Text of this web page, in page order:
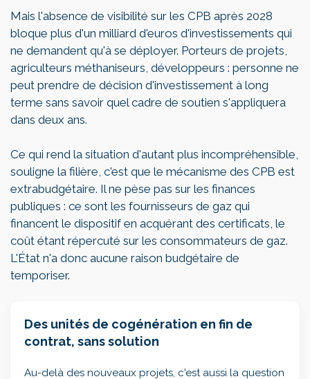
Mais l'absence de visibilité sur les CPB après 2028
bloque plus d'un milliard d'euros d'investissements qui
ne demandent qu'à se déployer. Porteurs de projets,
agriculteurs méthaniseurs, développeurs : personne ne
peut prendre de décision d'investissement à long
terme sans savoir quel cadre de soutien s'appliquera
dans deux ans.
Ce qui rend la situation d'autant plus incompréhensible,
souligne la filière, c'est que le mécanisme des CPB est
extrabudgétaire. Il ne pèse pas sur les finances
publiques : ce sont les fournisseurs de gaz qui
financent le dispositif en acquérant des certificats, le
coût étant répercuté sur les consommateurs de gaz.
L'État n'a donc aucune raison budgétaire de
temporiser.
Des unités de cogénération en fin de
contrat, sans solution
Au-delà des nouveaux projets, c'est aussi la question